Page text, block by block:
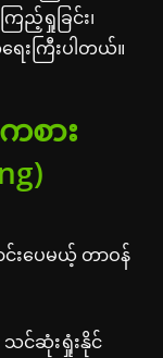
ည့်ရှုခြင်း၊
းကြီးပါတယ်။
စား
င်းပေမယ့် တာဝန်
သင်ဆုံးရှုံးနိုင်